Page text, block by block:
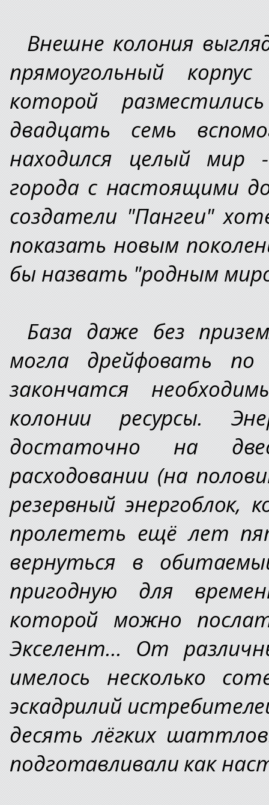
Внешне колония
прямоугольный
которой
двадцать семь
находился целый мир
города с настоящими
создатели "Пангеи"
показать новым
бы назвать "родным
База даже без
могла дрейфовать по
закончатся
колонии ресурсы.
достаточно на
расходовании (на
резервный энергоблок,
пролететь ещё лет
вернуться в
пригодную для
которой можно
Экселент... От
имелось несколько
эскадрилий
десять лёгких
подготавливали как